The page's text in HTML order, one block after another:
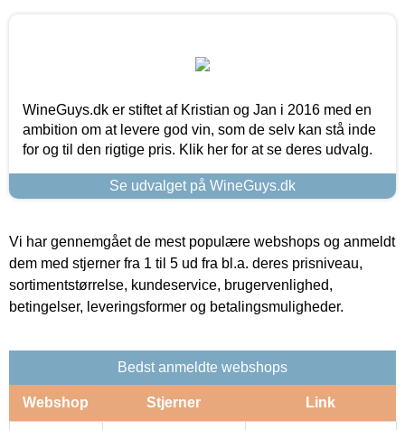
WineGuys.dk er stiftet af Kristian og Jan i 2016 med en
ambition om at levere god vin, som de selv kan stå inde
for og til den rigtige pris. Klik her for at se deres udvalg.
Se udvalget på WineGuys.dk
Vi har gennemgået de mest populære webshops og anmeldt
dem med stjerner fra 1 til 5 ud fra bl.a. deres prisniveau,
sortimentstørrelse, kundeservice, brugervenlighed,
betingelser, leveringsformer og betalingsmuligheder.
Bedst anmeldte webshops
Webshop Stjerner Link